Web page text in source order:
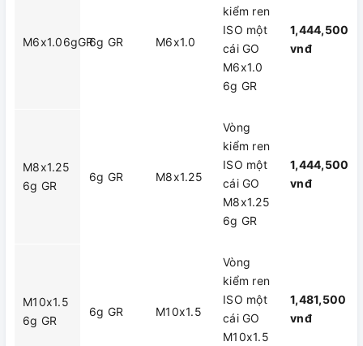
M6x1.06gGR6g GR M6x1.0
kiểm ren
ISO một
cái GO
M6x1.0
6g GR
1,444,500
vnđ
M8x1.25
6g GR
6g GR M8x1.25
Vòng
kiểm ren
ISO một
cái GO
M8x1.25
6g GR
1,444,500
vnđ
M10x1.5
6g GR
6g GR M10x1.5
Vòng
kiểm ren
ISO một
cái GO
M10x1.5
1,481,500
vnđ